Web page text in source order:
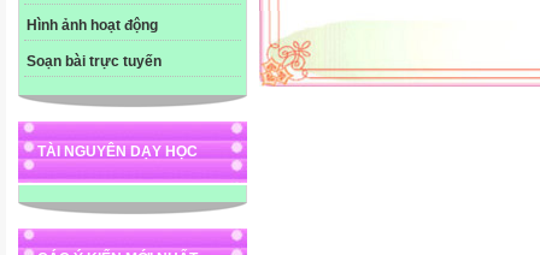
Hình ảnh hoạt động
Soạn bài trực tuyến
TÀI NGUYÊN DẠY HỌC